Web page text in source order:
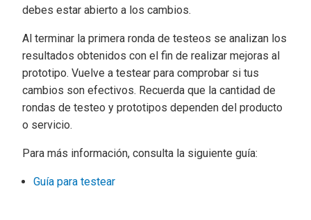
debes estar abierto a los cambios.
Al terminar la primera ronda de testeos se analizan los
resultados obtenidos con el fin de realizar mejoras al
prototipo. Vuelve a testear para comprobar si tus
cambios son efectivos. Recuerda que la cantidad de
rondas de testeo y prototipos dependen del producto
o servicio.
Para más información, consulta la siguiente guía:
Guía para testear